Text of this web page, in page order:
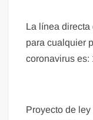
La línea directa
para cualquier
coronavirus es:
Proyecto de